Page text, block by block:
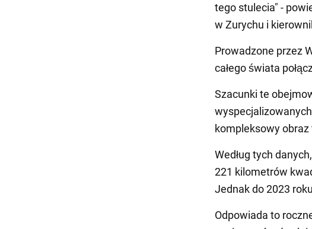
tego stulecia" -
w Zurychu i
Prowadzone przez
całego świata
Szacunki te
kompleksowy
Według tych
221 kilometrów
Jednak do 2023
Odpowiada to